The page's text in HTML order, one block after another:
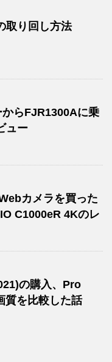
取り回し方法
らFJR1300Aに乗
ュー
カメラを買った
C1000eR 4Kのレ
の購入、Pro
質を比較した話